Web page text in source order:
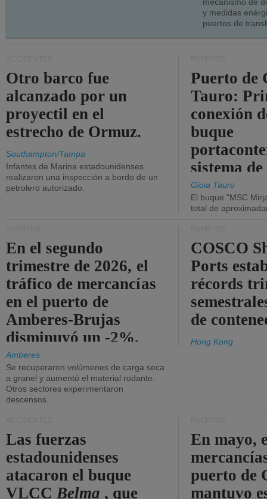
y medidas
puertos de
Otro barco fue
alcanzado por un
proyectil en el
estrecho de Ormuz.
Southampton/Tampa
Infantes de Marina estadounidenses
realizaron una inspección a bordo de un
petrolero autorizado.
Puerto de
Tauro:
conexión
buque
sistema
la red
Gioia Tauro
El buque "MSC
total de
En el segundo
trimestre de 2026, el
tráfico de mercancías
en el puerto de
Amberes-Brujas
disminuyó un -2%.
Amberes
Se recuperaron volúmenes de carga seca
a granel y aumentó el material rodante.
Otros sectores experimentaron
descensos.
COSCO
Ports
récords
de
Hong Kong
Las fuerzas
estadounidenses
atacaron el buque
VLCCBelma , que
En mayo,
puerto de
mantuvo